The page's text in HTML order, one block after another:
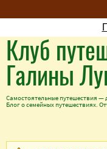
Клуб
Галины
Самостоятельные путешествия —
Блог о семейных путешествиях.